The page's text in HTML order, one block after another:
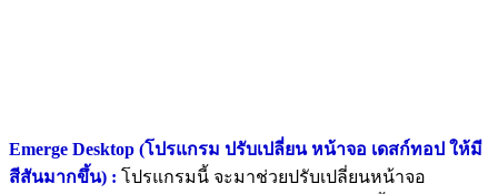
Emerge Desktop (โปรแกรม ปรับเปลี่ยน หน้าจอ เดสก์ทอป ให้มี
สีสันมากขึ้น) : โปรแกรมนี้ จะมาช่วยปรับเปลี่ยนหน้าจอ